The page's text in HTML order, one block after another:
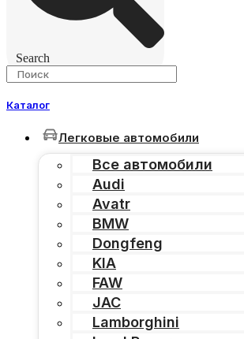
Search
Каталог
Легковые автомобили
Все автомобили
Audi
Avatr
BMW
Dongfeng
KIA
FAW
JAC
Lamborghini